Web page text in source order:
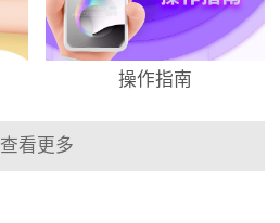
操作指南
查看更多